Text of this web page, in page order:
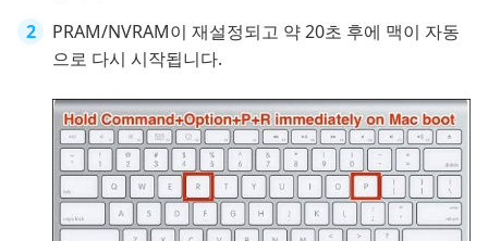
PRAM/NVRAM이 재설정되고 약 20초 후에 맥이 자동
으로 다시 시작됩니다.